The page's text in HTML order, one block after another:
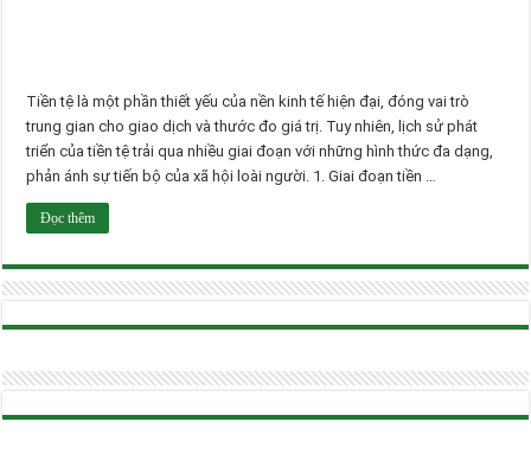
Tiền tệ là một phần thiết yếu của nền kinh tế hiện đại, đóng vai trò
trung gian cho giao dịch và thước đo giá trị. Tuy nhiên, lịch sử phát
triển của tiền tệ trải qua nhiều giai đoạn với những hình thức đa dạng,
phản ánh sự tiến bộ của xã hội loài người. 1. Giai đoạn tiền …
Đọc thêm